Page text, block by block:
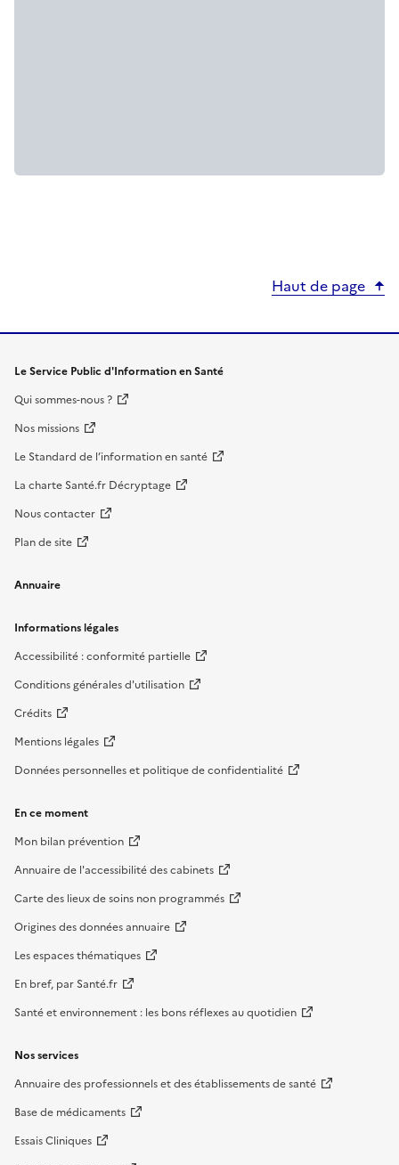
Haut de page
Le Service Public d'Information en Santé
Qui sommes-nous ?
Nos missions
Le Standard de l’information en santé
La charte Santé.fr Décryptage
Nous contacter
Plan de site
Annuaire
Informations légales
Accessibilité : conformité partielle
Conditions générales d'utilisation
Crédits
Mentions légales
Données personnelles et politique de confidentialité
En ce moment
Mon bilan prévention
Annuaire de l'accessibilité des cabinets
Carte des lieux de soins non programmés
Origines des données annuaire
Les espaces thématiques
En bref, par Santé.fr
Santé et environnement : les bons réflexes au quotidien
Nos services
Annuaire des professionnels et des établissements de santé
Base de médicaments
Essais Cliniques